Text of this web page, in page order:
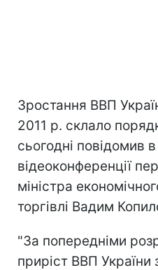
Зростання ВВП
2011 р. склало
сьогодні повідомив в
відеоконференції
міністра
торгівлі Вадим
"За попередніми
приріст ВВП України